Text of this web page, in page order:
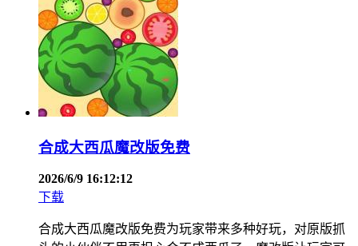
合成大西瓜魔改版免费
2026/6/9 16:12:12
下载
合成大西瓜魔改版免费为玩家带来多种好玩，对原版抓